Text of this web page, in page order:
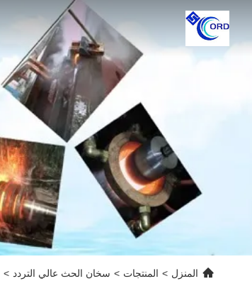
المنزل > المنتجات > سخان الحث عالي التردد >